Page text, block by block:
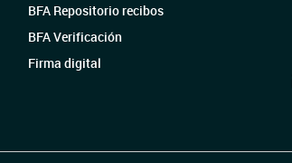
BFA Repositorio recibos
BFA Verificación
Firma digital